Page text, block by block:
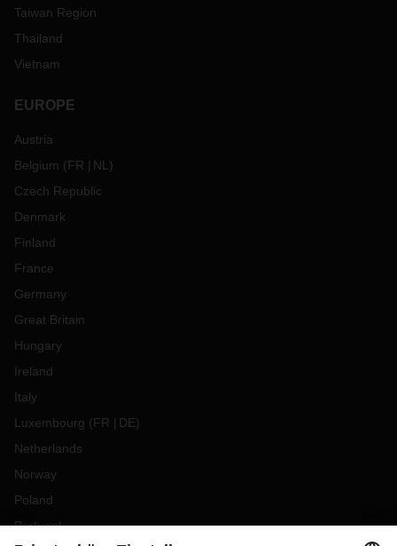
Taiwan Region
Thailand
Vietnam
EUROPE
Austria
Belgium (FR NL )
Czech Republic
Denmark
Finland
France
Germany
Great Britain
Hungary
Ireland
Italy
Luxembourg (FR DE)
Netherlands
Norway
Poland
Portugal